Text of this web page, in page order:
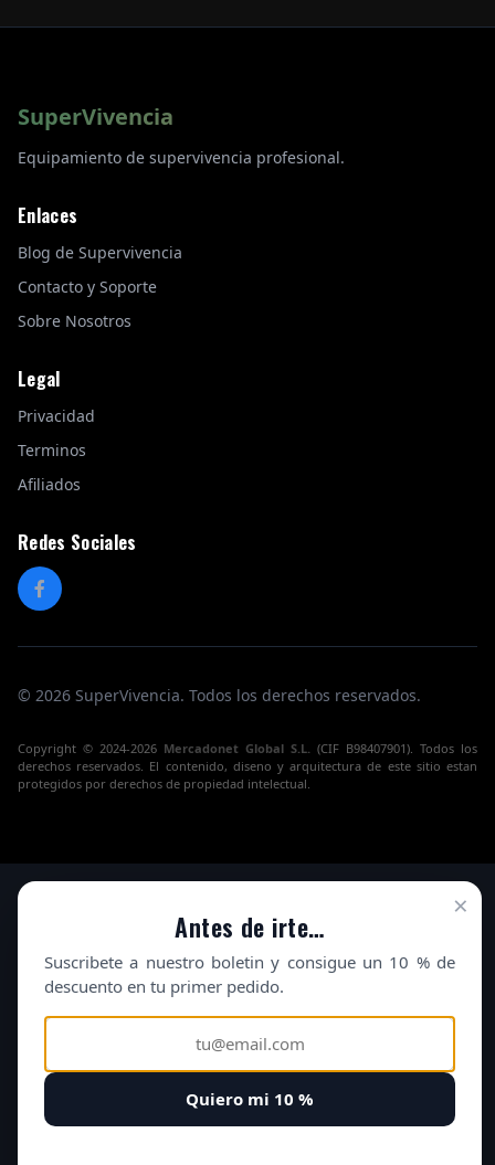
SuperVivencia
Equipamiento de supervivencia profesional.
Enlaces
Blog de Supervivencia
Contacto y Soporte
Sobre Nosotros
Legal
Privacidad
Terminos
Afiliados
Redes Sociales
© 2026 SuperVivencia. Todos los derechos reservados.
Copyright © 2024-2026 Mercadonet Global S.L. (CIF B98407901). Todos los
derechos reservados. El contenido, diseno y arquitectura de este sitio estan
protegidos por derechos de propiedad intelectual.
×
Antes de irte…
Suscribete a nuestro boletin y consigue un 10 % de
descuento en tu primer pedido.
Quiero mi 10 %